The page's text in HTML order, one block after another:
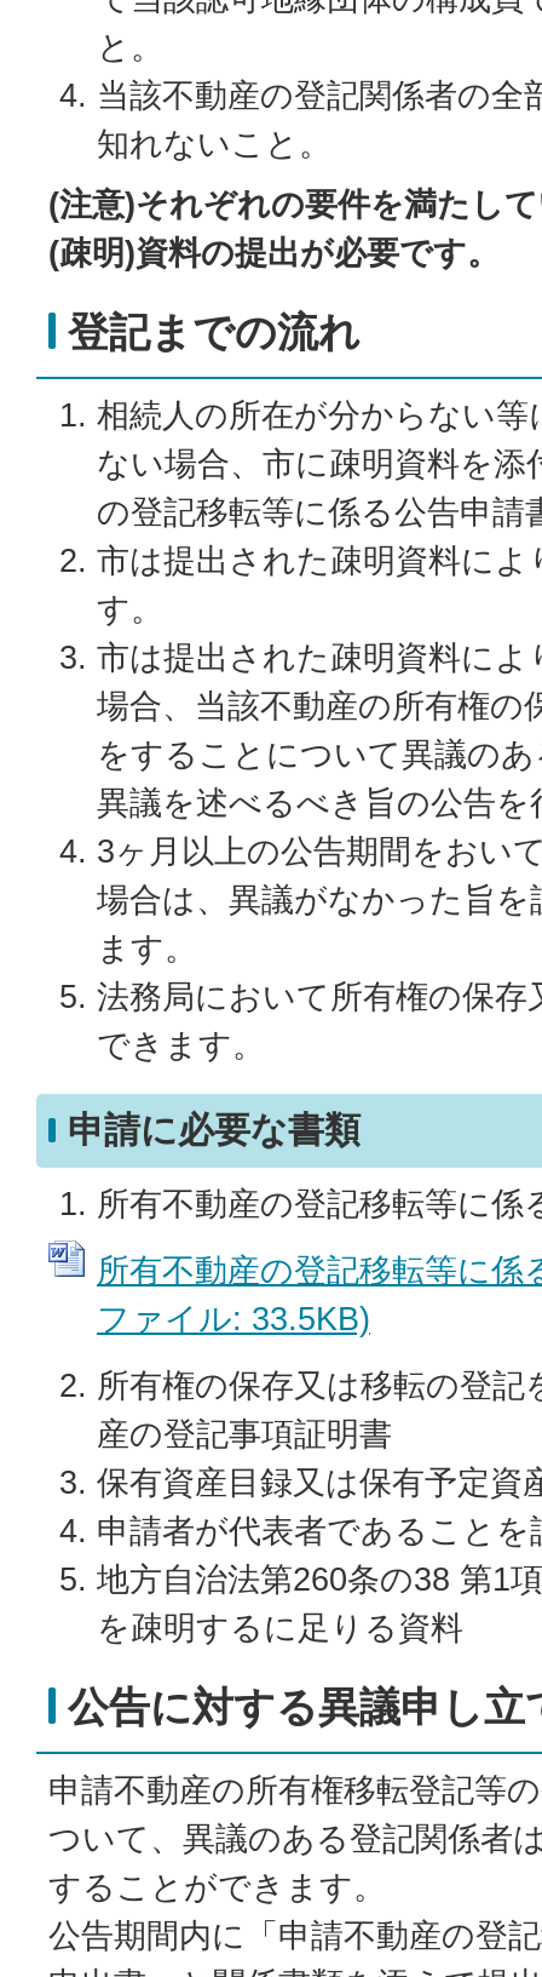
と。
当該不動産の登記関係者の全
知れないこと。
(注意)それぞれの要件を満たし
(疎明)資料の提出が必要です。
登記までの流れ
相続人の所在が分からない
ない場合、市に疎明資料を添
の登記移転等に係る公告申請
市は提出された疎明資料によ
す。
市は提出された疎明資料に
場合、当該不動産の所有権の
をすることについて異議の
異議を述べるべき旨の公告を
3ヶ月以上の公告期間をおい
場合は、異議がなかった旨
ます。
法務局において所有権の保存
できます。
申請に必要な書類
所有不動産の登記移転等に係
所有不動産の登記移転等に係
ファイル: 33.5KB)
所有権の保存又は移転の登
産の登記事項証明書
保有資産目録又は保有予定資
申請者が代表者であることを
地方自治法第260条の38 第1
を疎明するに足りる資料
公告に対する異議申し立
申請不動産の所有権移転登記等
ついて、異議のある登記関係者
することができます。
公告期間内に「申請不動産の登